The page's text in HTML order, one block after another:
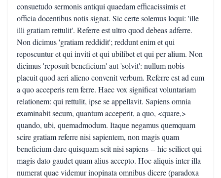
consuetudo sermonis antiqui quaedam efficacissimis et
officia docentibus notis signat. Sic certe solemus loqui: 'ille
illi gratiam rettulit'. Referre est ultro quod debeas adferre.
Non dicimus 'gratiam reddidit'; reddunt enim et qui
reposcuntur et qui inviti et qui ubilibet et qui per alium. Non
dicimus 'reposuit beneficium' aut 'solvit': nullum nobis
placuit quod aeri alieno convenit verbum. Referre est ad eum
a quo acceperis rem ferre. Haec vox significat voluntariam
relationem: qui rettulit, ipse se appellavit. Sapiens omnia
examinabit secum, quantum acceperit, a quo, <quare,>
quando, ubi, quemadmodum. Itaque negamus quemquam
scire gratiam referre nisi sapientem, non magis quam
beneficium dare quisquam scit nisi sapiens -- hic scilicet qui
magis dato gaudet quam alius accepto. Hoc aliquis inter illa
numerat quae videmur inopinata omnibus dicere (paradoxa